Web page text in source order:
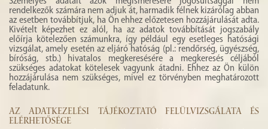
rendelkezők számára nem adjuk át, harmadik félnek kizárólag abban
az esetben továbbítjuk, ha Ön ehhez előzetesen hozzájárulását adta.
Kivételt képezhet ez alól, ha az adatok továbbítását jogszabály
előírja kötelezően számunkra, így például egy esetleges hatósági
vizsgálat, amely esetén az eljáró hatóság (pl.: rendőrség, ügyészség,
bíróság, stb.) hivatalos megkeresésére a megkeresés céljából
szükséges adatokat kötelesek vagyunk átadni. Ehhez az Ön külön
hozzájárulása nem szükséges, mivel ez törvényben meghatározott
feladatunk.
AZ ADATKEZELÉSI TÁJÉKOZTATÓ FELÜLVIZSGÁLATA ÉS
ELÉRHETŐSÉGE